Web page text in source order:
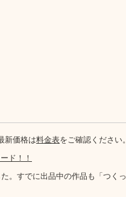
新価格は料金表をご確認ください。
ド！！
。すでに出品中の作品も「つくっ